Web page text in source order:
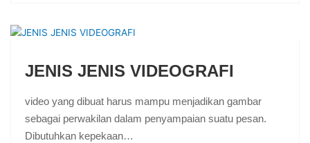
JENIS JENIS VIDEOGRAFI
video yang dibuat harus mampu menjadikan gambar
sebagai perwakilan dalam penyampaian suatu pesan.
Dibutuhkan kepekaan…